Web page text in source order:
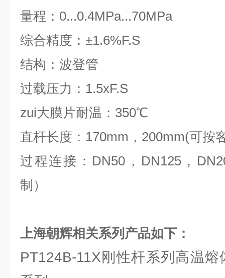
量程：0...0.4MPa...70MPa
综合精度：±1.6%F.S
结构：波登管
过载压力：1.5xF.S
zui大膜片耐温：350℃
直杆长度：170mm，200mm(可按
过程连接：DN50，DN125，
制）
上海朝辉相关系列产品如下：
PT124B-11X刚性杆系列高温